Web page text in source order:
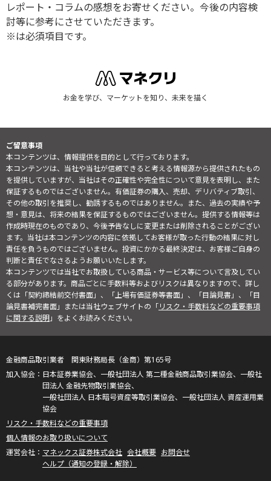
レポート・コラムの感想をお寄せください。今後の内容検
討等に参考にさせていただきます。
※は必須項目です。
お金を学び、マーケットを知り、未来を描く
ご留意事項
本コンテンツは、情報提供を目的として行っております。
本コンテンツは、当社や当社が信頼できると考える情報源から提供されたもの
を提供していますが、当社はその正確性や完全性について意見を表明し、また
保証するものではございません。有価証券の購入、売却、デリバティブ取引、
その他の取引を推奨し、勧誘するものではありません。また、過去の実績や予
想・意見は、将来の結果を保証するものではございません。提供する情報等は
作成時現在のものであり、今後予告なしに変更または削除されることがござい
ます。当社は本コンテンツの内容に依拠してお客様が取った行動の結果に対し
責任を負うものではございません。投資にかかる最終決定は、お客様ご自身の
判断と責任でなさるようお願いいたします。
本コンテンツでは当社でお取扱している商品・サービス等について言及してい
る部分があります。商品ごとに手数料等およびリスクは異なりますので、詳し
くは「契約締結前交付書面」、「上場有価証券等書面」、「目論見書」、「目
論見書補完書面」または当社ウェブサイトの「リスク・手数料などの重要事項
に関する説明」をよくお読みください。
金融商品取引業者 関東財務局長（金商）第165号
日本証券業協会、一般社団法人 第二種金融商品取引業協会、一般社
団法人 金融先物取引業協会、
一般社団法人 日本暗号資産等取引業協会、一般社団法人 資産運用業
協会
リスク・手数料などの重要事項
個人情報のお取り扱いについて
マネックス証券株式会社 会社概要 お問合せ
ヘルプ（通知の登録・解除）